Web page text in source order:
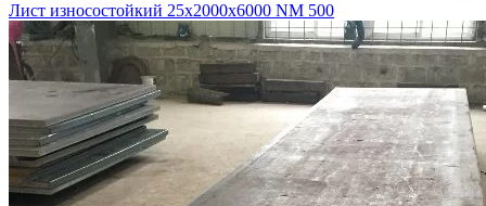
Лист износостойкий 25х2000х6000 NM 500